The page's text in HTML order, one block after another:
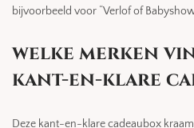
bijvoorbeeld voor “Verlof of
welke merken
kant-en-klare
Deze kant-en-klare cadeaubox